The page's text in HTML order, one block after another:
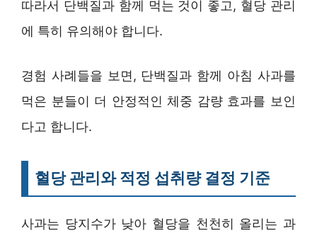
따라서 단백질과 함께 먹는 것이 좋고, 혈당 관리
에 특히 유의해야 합니다.
경험 사례들을 보면, 단백질과 함께 아침 사과를
먹은 분들이 더 안정적인 체중 감량 효과를 보인
다고 합니다.
혈당 관리와 적정 섭취량 결정 기준
사과는 당지수가 낮아 혈당을 천천히 올리는 과